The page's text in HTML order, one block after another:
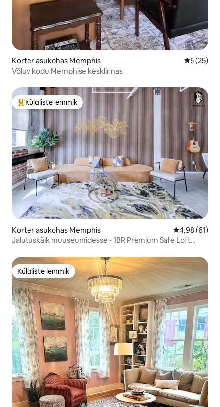
Korter asukohas Memphis Keskmine
5 (25)
Võluv kodu Memphise kesklinnas
Külaliste suur lemmik
Külaliste lemmik
Korter asukohas Memphis Keskmine
4,98 (61)
Jalutuskäik muuseumidesse - 1BR Premium Safe Loft
Külaliste lemmik
Külaliste lemmik